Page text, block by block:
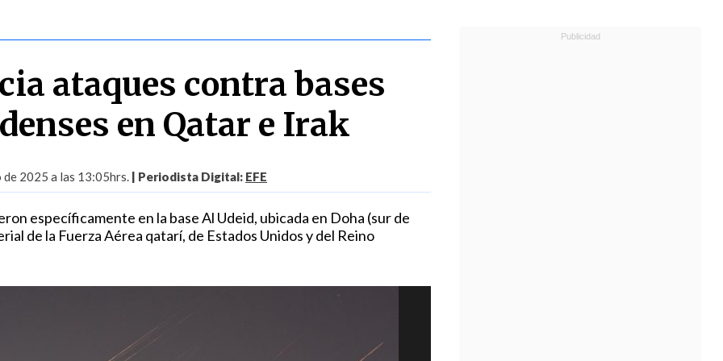
ataques contra bases
en Qatar e Irak
de 2025 a las 13:05hrs. | Periodista Digital: EFE
específicamente en la base Al Udeid, ubicada en Doha (sur de
de la Fuerza Aérea qatarí, de Estados Unidos y del Reino